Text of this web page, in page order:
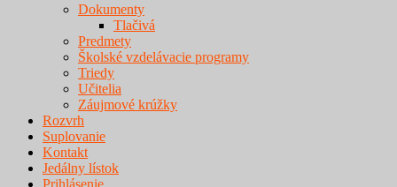
Dokumenty
Tlačivá
Predmety
Školské vzdelávacie programy
Triedy
Učitelia
Záujmové krúžky
Rozvrh
Suplovanie
Kontakt
Jedálny lístok
Prihlásenie